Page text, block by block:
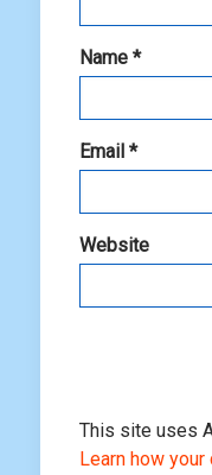
Name *
Email *
Website
This site uses
Learn how